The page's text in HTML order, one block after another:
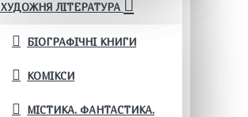
ХУДОЖНЯ ЛІТЕРАТУРА
БІОГРАФІЧНІ КНИГИ
КОМІКСИ
МІСТИКА. ФАНТАСТИКА.